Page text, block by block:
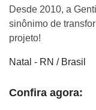
Desde 2010, a
sinônimo de
projeto!
Natal - RN / Brasil
Confira agora: